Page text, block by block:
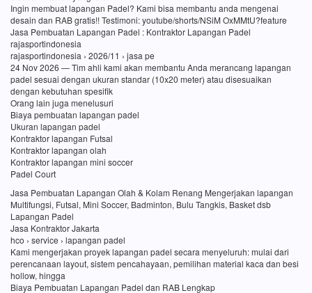
Ingin membuat lapangan Padel? Kami bisa membantu anda mengenai
desain dan RAB gratis!! Testimoni: youtube/shorts/NSiM OxMMtU?feature
Jasa Pembuatan Lapangan Padel : Kontraktor Lapangan Padel
rajasportindonesia
rajasportindonesia › 2026/11 › jasa pe
24 Nov 2026 — Tim ahli kami akan membantu Anda merancang lapangan
padel sesuai dengan ukuran standar (10x20 meter) atau disesuaikan
dengan kebutuhan spesifik
Orang lain juga menelusuri
Biaya pembuatan lapangan padel
Ukuran lapangan padel
Kontraktor lapangan Futsal
Kontraktor lapangan olah
Kontraktor lapangan mini soccer
Padel Court
Jasa Pembuatan Lapangan Olah & Kolam Renang Mengerjakan lapangan
Multifungsi, Futsal, Mini Soccer, Badminton, Bulu Tangkis, Basket dsb
Lapangan Padel
Jasa Kontraktor Jakarta
hco › service › lapangan padel
Kami mengerjakan proyek lapangan padel secara menyeluruh: mulai dari
perencanaan layout, sistem pencahayaan, pemilihan material kaca dan besi
hollow, hingga
Biaya Pembuatan Lapangan Padel dan RAB Lengkap